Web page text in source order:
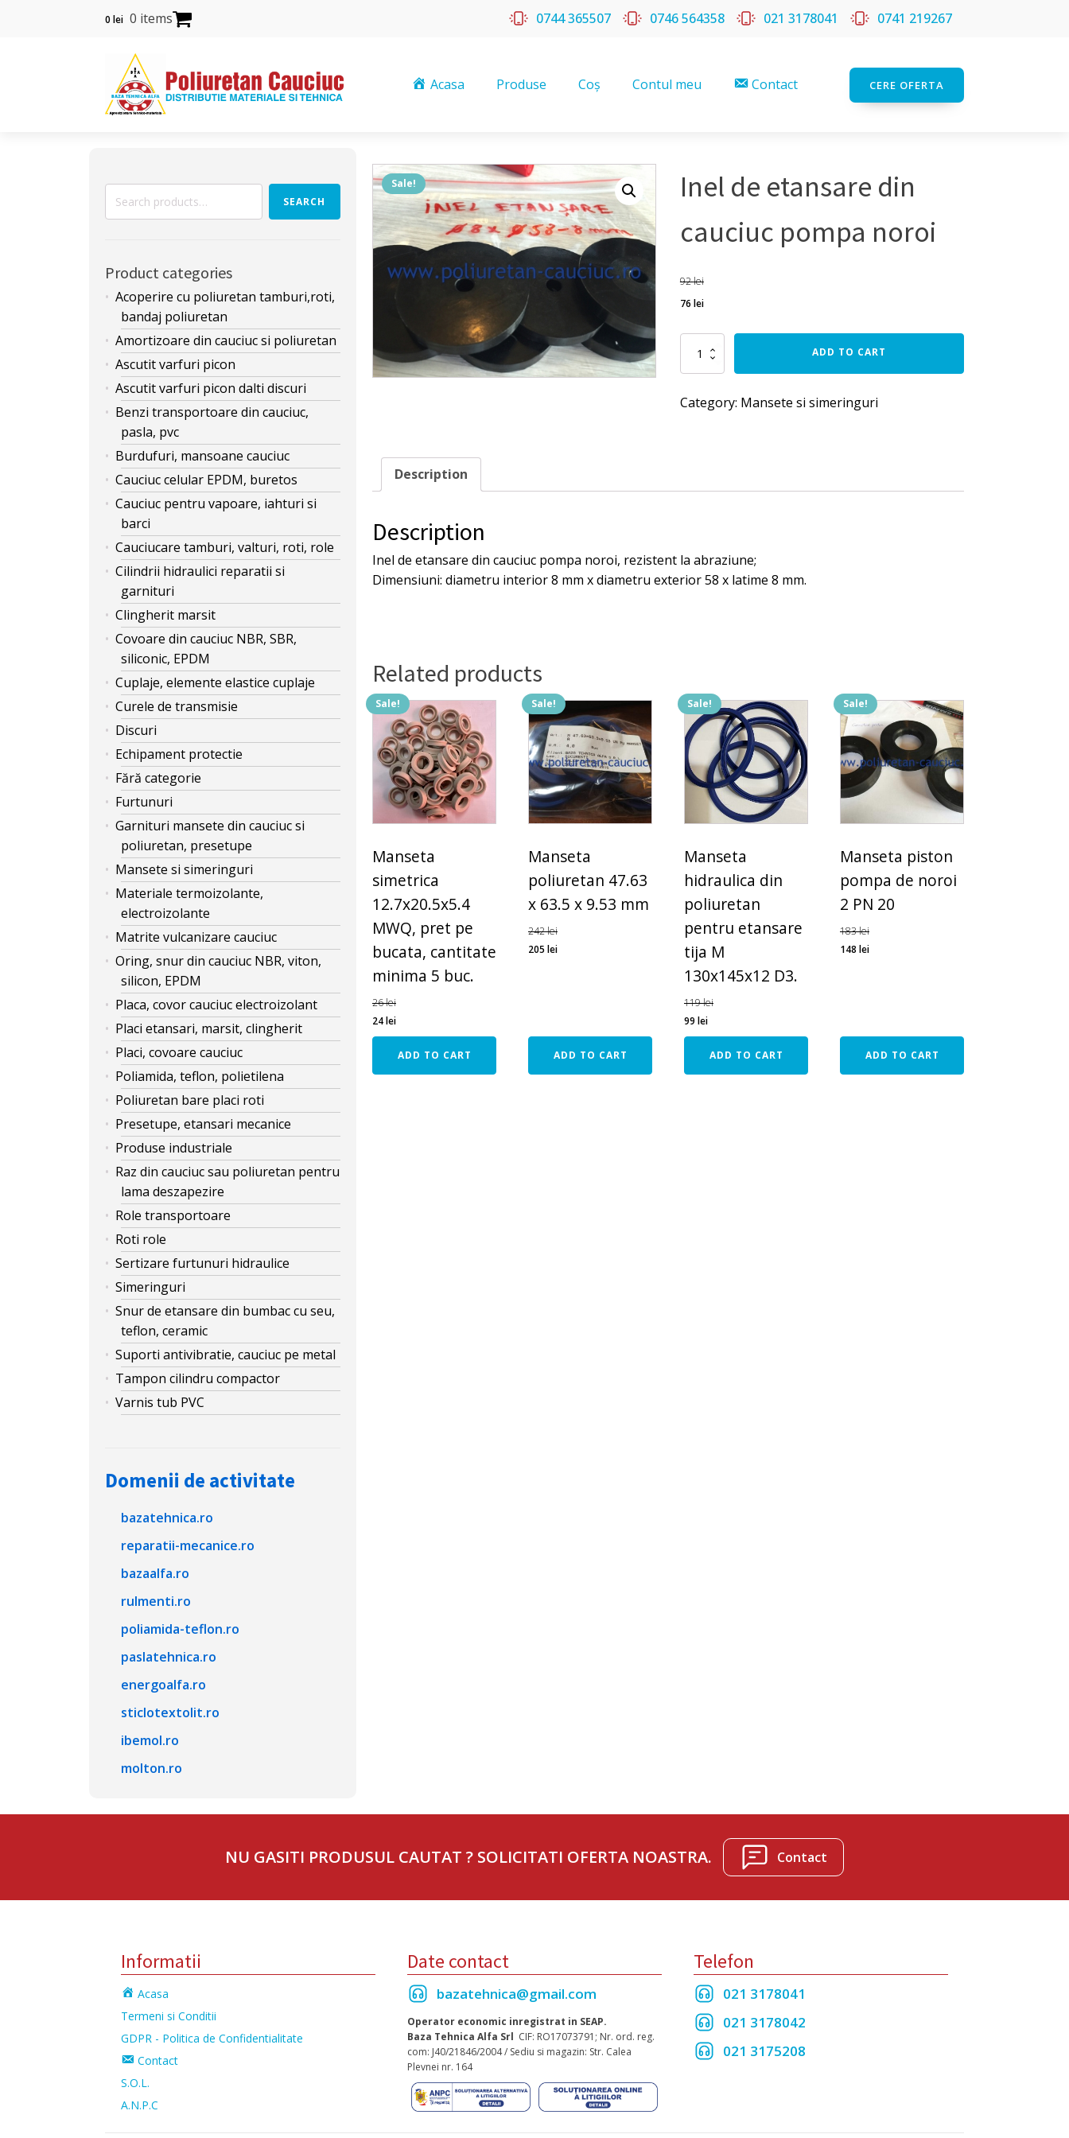
0 lei 0 items 0744 365507 0746 564358 021 3178041 0741 219267
Acasa Produse Coș Contul meu Contact CERE OFERTA
Search
SEARCH
Product categories
Acoperire cu poliuretan tamburi,roti,
bandaj poliuretan
Amortizoare din cauciuc si poliuretan
Ascutit varfuri picon
Ascutit varfuri picon dalti discuri
Benzi transportoare din cauciuc,
pasla, pvc
Burdufuri, mansoane cauciuc
Cauciuc celular EPDM, buretos
Cauciuc pentru vapoare, iahturi si
barci
Cauciucare tamburi, valturi, roti, role
Cilindrii hidraulici reparatii si
garnituri
Clingherit marsit
Covoare din cauciuc NBR, SBR,
siliconic, EPDM
Cuplaje, elemente elastice cuplaje
Curele de transmisie
Discuri
Echipament protectie
Fără categorie
Furtunuri
Garnituri mansete din cauciuc si
poliuretan, presetupe
Mansete si simeringuri
Materiale termoizolante,
electroizolante
Matrite vulcanizare cauciuc
Oring, snur din cauciuc NBR, viton,
silicon, EPDM
Placa, covor cauciuc electroizolant
Placi etansari, marsit, clingherit
Placi, covoare cauciuc
Poliamida, teflon, polietilena
Poliuretan bare placi roti
Presetupe, etansari mecanice
Produse industriale
Raz din cauciuc sau poliuretan pentru
lama deszapezire
Role transportoare
Roti role
Sertizare furtunuri hidraulice
Simeringuri
Snur de etansare din bumbac cu seu,
teflon, ceramic
Suporti antivibratie, cauciuc pe metal
Tampon cilindru compactor
Varnis tub PVC
Domenii de activitate
bazatehnica.ro
reparatii-mecanice.ro
bazaalfa.ro
rulmenti.ro
poliamida-teflon.ro
paslatehnica.ro
energoalfa.ro
sticlotextolit.ro
ibemol.ro
molton.ro
Sale!
Inel de etansare din
cauciuc pompa noroi
92lei
76 lei
etansare
cauciuc
ADD TO CART
Category: Mansete si simeringuri
Description
Description
Inel de etansare din cauciuc pompa noroi, rezistent la abraziune;
Dimensiuni: diametru interior 8 mm x diametru exterior 58 x latime 8 mm.
Related products
Sale!
Manseta ​
simetrica
12.7x20.5x5.4
MWQ, pret pe
bucata, cantitate
minima 5 buc.
26lei
24lei
ADD TO CART
Sale!
Manseta
poliuretan 47.63
x 63.5 x 9.53 mm
242lei
205 lei
ADD TO CART
Sale!
Manseta
hidraulica din
poliuretan
pentru etansare
tija M
130x145x12 D3.
119lei
99 lei
ADD TO CART
Sale!
Manseta piston
pompa de noroi
2 PN 20
183lei
148 lei
ADD TO CART
NU GASITI PRODUSUL CAUTAT ? SOLICITATI OFERTA NOASTRA. Contact
Informatii
Acasa
Termeni si Conditii
GDPR - Politica de Confidentialitate
Contact
S.O.L.
A.N.P.C
Date contact
bazatehnica@gmail.com
Operator economic inregistrat in SEAP.
Baza Tehnica Alfa Srl CIF: RO17073791; Nr. ord. reg.
com: J40/21846/2004 / Sediu si magazin: Str. Calea
Plevnei nr. 164
Telefon
021 3178041
021 3178042
021 3175208